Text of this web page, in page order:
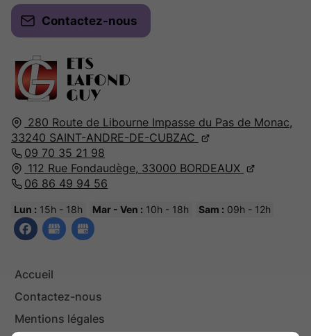
280 Route de Libourne Impasse du Pas de Monac,
33240 SAINT-ANDRE-DE-CUBZAC
09 70 35 21 98
112 Rue Fondaudège, 33000 BORDEAUX
06 86 49 94 56
Lun : 15h - 18h Mar - Ven : 10h - 18h Sam : 09h - 12h
Accueil
Contactez-nous
Mentions légales
Contactez-nous